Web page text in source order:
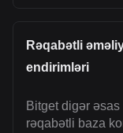
Rəqabətli
endirimləri
Bitget digər
rəqabətli baza